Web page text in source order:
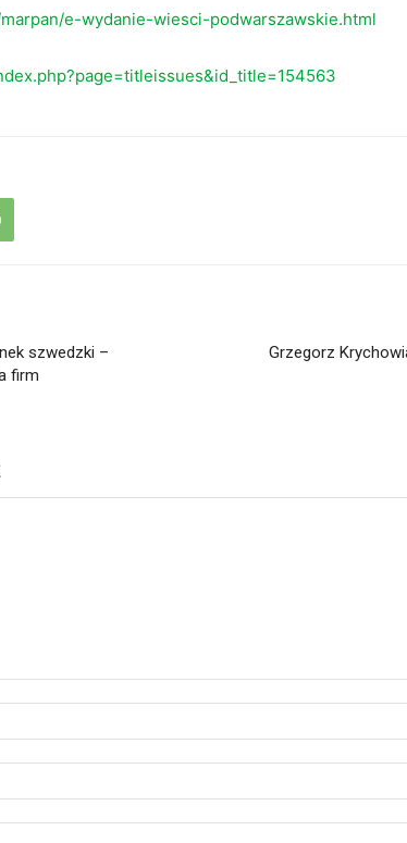
e-wydanie-wiesci-podwarszawskie.html
szwedzki –
firm
Grzegorz